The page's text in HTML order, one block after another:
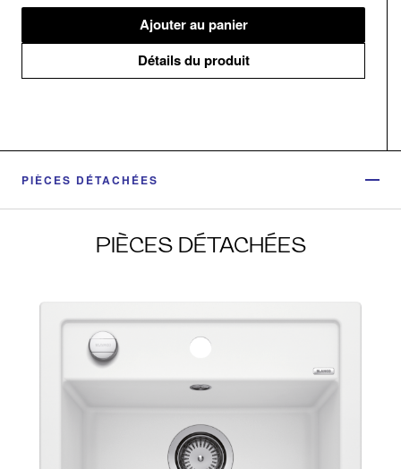
Ajouter au panier
Détails du produit
PIÈCES DÉTACHÉES
PIÈCES DÉTACHÉES